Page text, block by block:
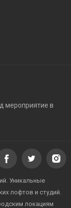
мероприятие в
Уникальные
лофтов и студий.
локациям